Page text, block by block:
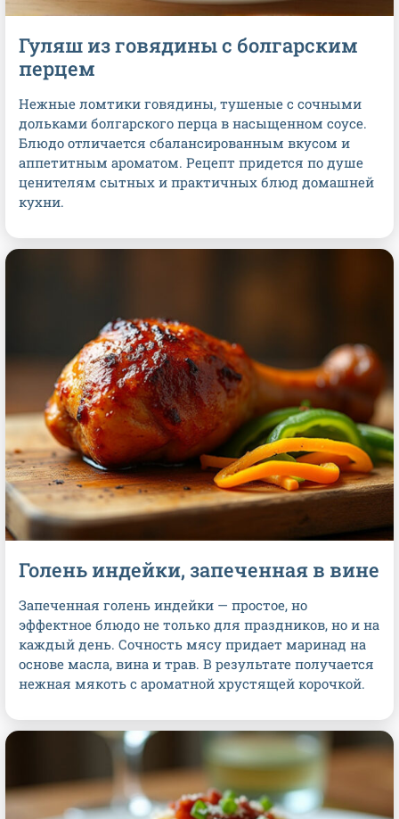
Гуляш из говядины с болгарским
перцем
Нежные ломтики говядины, тушеные с сочными
дольками болгарского перца в насыщенном соусе.
Блюдо отличается сбалансированным вкусом и
аппетитным ароматом. Рецепт придется по душе
ценителям сытных и практичных блюд домашней
кухни.
Голень индейки, запеченная в вине
Запеченная голень индейки — простое, но
эффектное блюдо не только для праздников, но и на
каждый день. Сочность мясу придает маринад на
основе масла, вина и трав. В результате получается
нежная мякоть с ароматной хрустящей корочкой.